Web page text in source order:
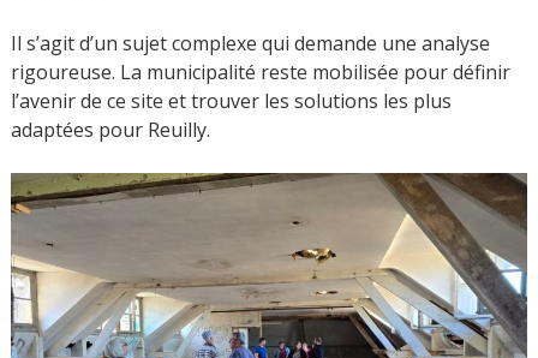
Il s’agit d’un sujet complexe qui demande une analyse
rigoureuse. La municipalité reste mobilisée pour définir
l’avenir de ce site et trouver les solutions les plus
adaptées pour Reuilly.